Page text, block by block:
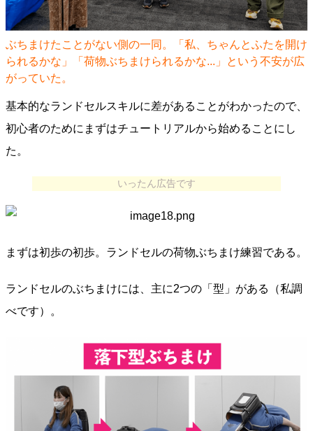
ぶちまけたことがない側の一同。「私、ちゃんとふたを開け
られるかな」「荷物ぶちまけられるかな...」という不安が広
がっていた。
基本的なランドセルスキルに差があることがわかったので、
初心者のためにまずはチュートリアルから始めることにし
た。
いったん広告です
まずは初歩の初歩。ランドセルの荷物ぶちまけ練習である。
ランドセルのぶちまけには、主に2つの「型」がある（私調
べです）。